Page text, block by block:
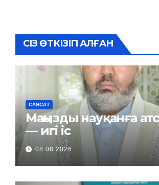
СІЗ ӨТКІЗІП АЛҒАН
САЯСАТ
Маңызды науқанға
— игі іс
08.08.2026